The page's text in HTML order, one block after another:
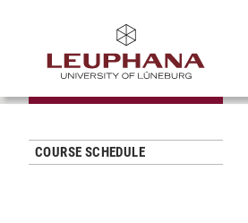
COURSE SCHEDULE